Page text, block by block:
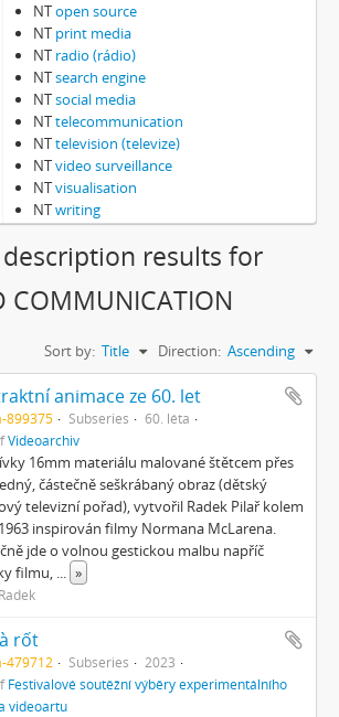
NTopen source
NT print media
NT radio (rádio)
NTsearch engine
NTsocial media
NTtelecommunication
NTtelevision (televize)
NTvideo surveillance
NTvisualisation
NTwriting
results for
COMMUNICATION
Sort by: Title Direction: Ascending
animace ze 60. let
899375 Subseries
60. léta
Videoarchiv
16mm materiálu malované štětcem přes
částečně seškrábaný obraz (dětský
televizní pořad), vytvořil Radek Pilař kolem
inspirován filmy Normana McLarena.
jde o volnou gestickou malbu napříč
filmu, ... »
rốt
479712 Subseries
2023
Festivalové soutěžní výběry experimentálního
videoartu